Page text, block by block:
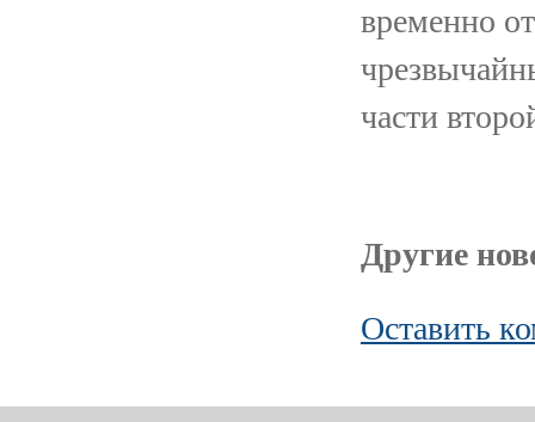
временно
части
Другие
Оставить